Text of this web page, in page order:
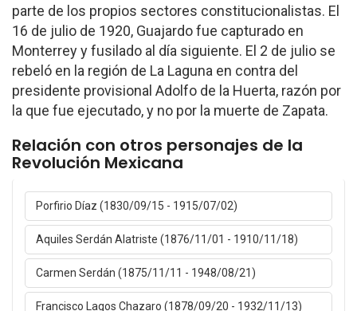
parte de los propios sectores constitucionalistas. El
16 de julio de 1920, Guajardo fue capturado en
Monterrey y fusilado al día siguiente. El 2 de julio se
rebeló en la región de La Laguna en contra del
presidente provisional Adolfo de la Huerta, razón por
la que fue ejecutado, y no por la muerte de Zapata.
Relación con otros personajes de la
Revolución Mexicana
Porfirio Díaz (1830/09/15 - 1915/07/02)
Aquiles Serdán Alatriste (1876/11/01 - 1910/11/18)
Carmen Serdán (1875/11/11 - 1948/08/21)
Francisco Lagos Chazaro (1878/09/20 - 1932/11/13)